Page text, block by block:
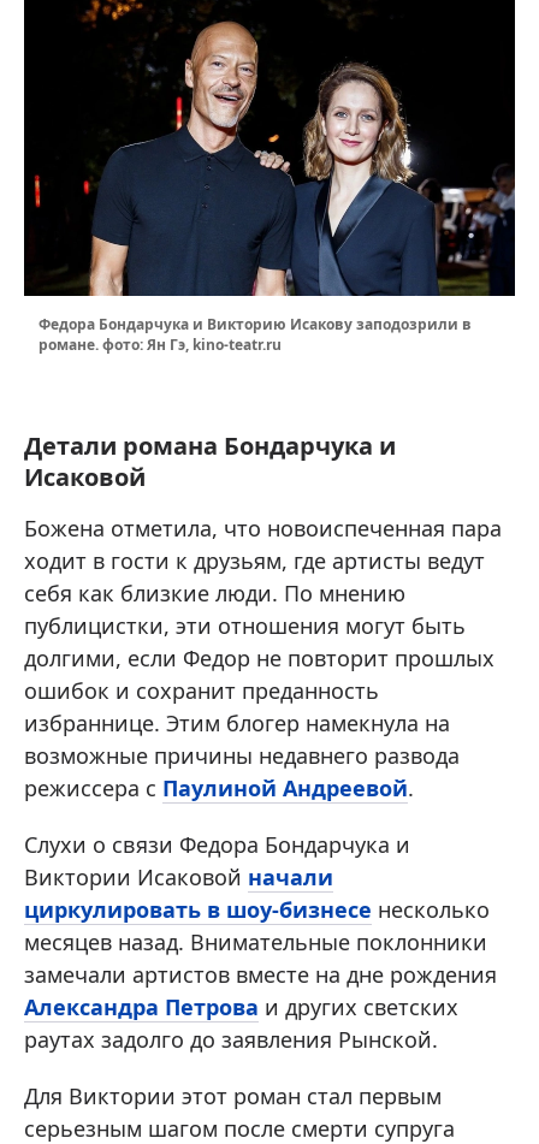
Федора Бондарчука и Викторию Исакову заподозрили в
романе. фото: Ян Гэ, kino-teatr.ru
Детали романа Бондарчука и
Исаковой
Божена отметила, что новоиспеченная пара
ходит в гости к друзьям, где артисты ведут
себя как близкие люди. По мнению
публицистки, эти отношения могут быть
долгими, если Федор не повторит прошлых
ошибок и сохранит преданность
избраннице. Этим блогер намекнула на
возможные причины недавнего развода
режиссера с Паулиной Андреевой.
Слухи о связи Федора Бондарчука и
Виктории Исаковой начали
циркулировать в шоу-бизнесе несколько
месяцев назад. Внимательные поклонники
замечали артистов вместе на дне рождения
Александра Петрова и других светских
раутах задолго до заявления Рынской.
Для Виктории этот роман стал первым
серьезным шагом после смерти супруга